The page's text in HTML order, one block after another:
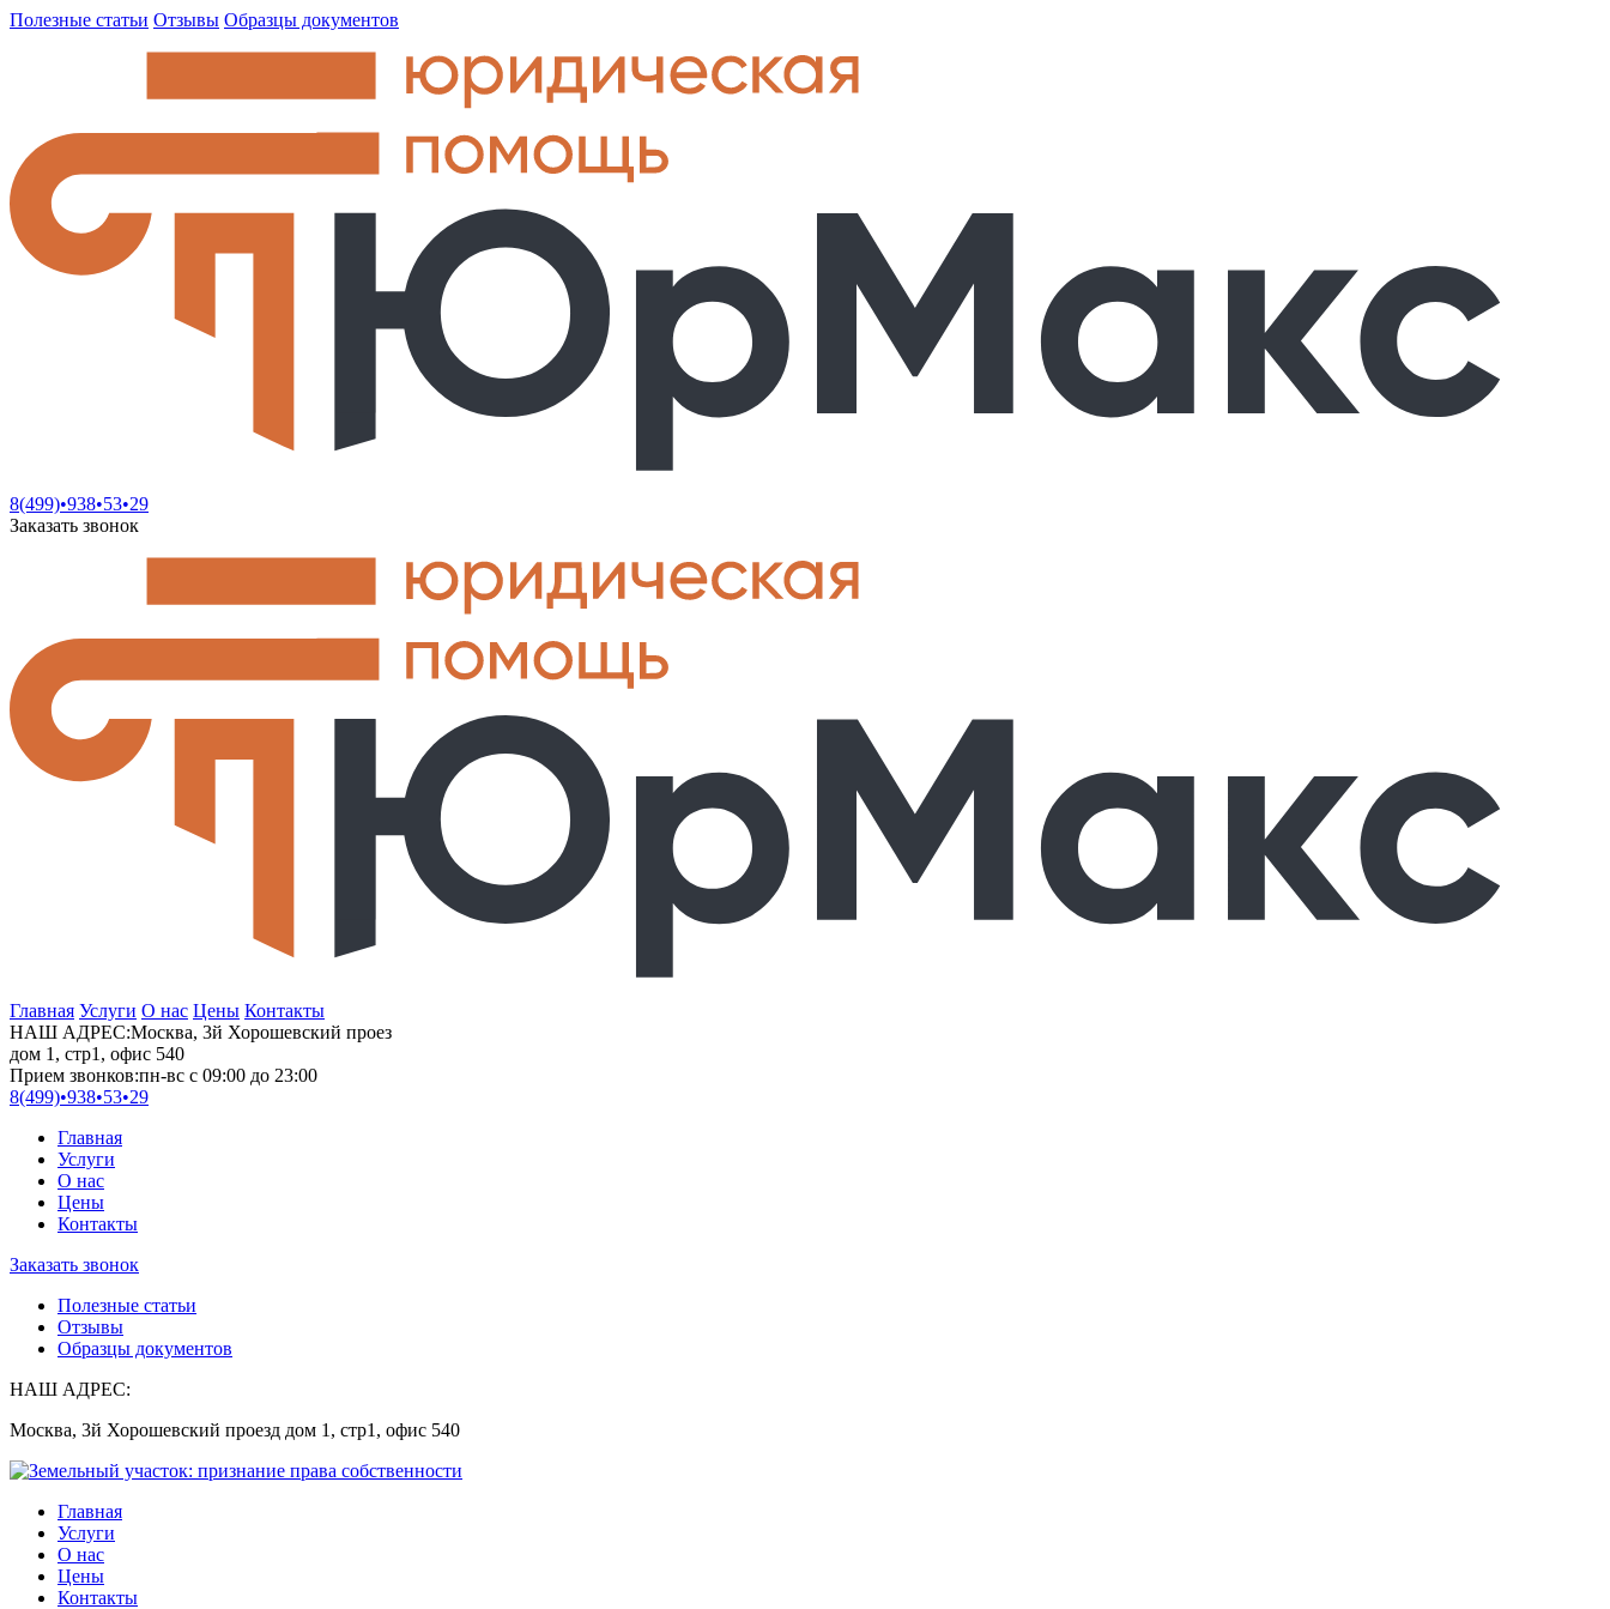
Полезные статьи Отзывы Образцы документов
8(499)•938•53•29
Заказать звонок
Главная Услуги О нас Цены Контакты
НАШ АДРЕС:Москва, 3й Хорошевский проез
дом 1, стр1, офис 540
Прием звонков:пн-вс с 09:00 до 23:00
8(499)•938•53•29
Главная
Услуги
О нас
Цены
Контакты
Заказать звонок
Полезные статьи
Отзывы
Образцы документов
НАШ АДРЕС:
Москва, 3й Хорошевский проезд дом 1, стр1, офис 540
Главная
Услуги
О нас
Цены
Контакты